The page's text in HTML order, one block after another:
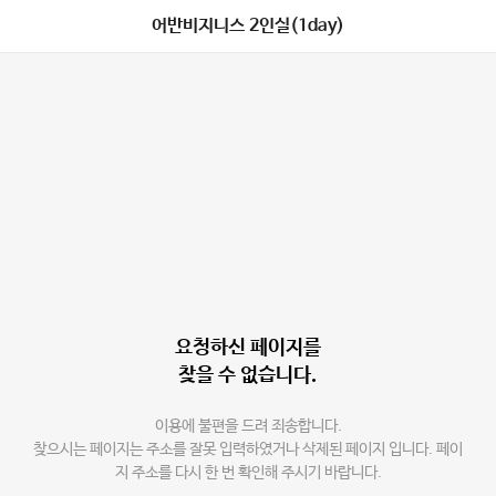
어반비지니스 2인실(1day)
요청하신 페이지를
찾을 수 없습니다.
이용에 불편을 드려 죄송합니다.
찾으시는 페이지는 주소를 잘못 입력하였거나 삭제된 페이지 입니다. 페이
지 주소를 다시 한 번 확인해 주시기 바랍니다.